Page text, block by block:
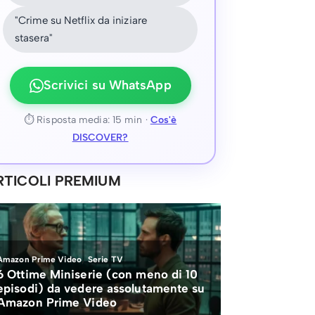
"Crime su Netflix da iniziare
stasera"
Scrivici su WhatsApp
⏱ Risposta media: 15 min · Cos'è
DISCOVER?
PREMIUM